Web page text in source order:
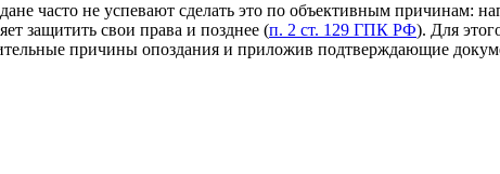
часто не успевают сделать это по объективным причинам:
защитить свои права и позднее (п. 2 ст. 129 ГПК РФ). Для
причины опоздания и приложив подтверждающие